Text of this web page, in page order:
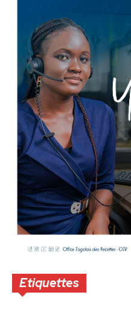
Etiquettes